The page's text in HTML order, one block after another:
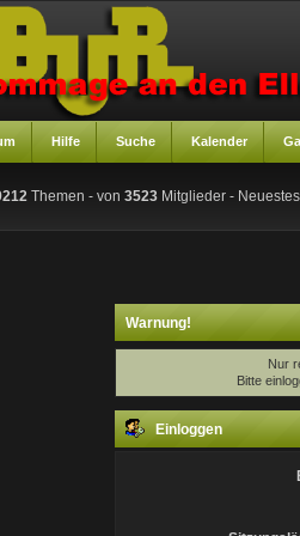
Hilfe Suche Kalender
Themen - von3523 Mitglieder -
Warnung!
Nur
Bitte
Einloggen